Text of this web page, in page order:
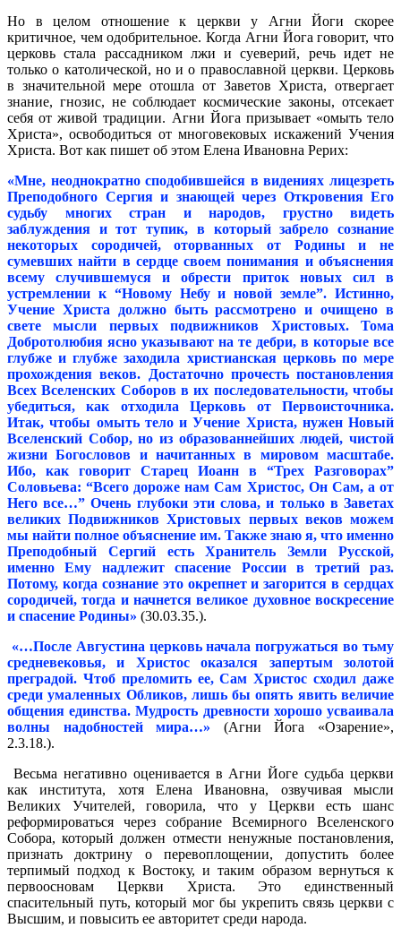
Но в целом отношение к церкви у Агни Йоги скорее
критичное, чем одобрительное. Когда Агни Йога говорит, что
церковь стала рассадником лжи и суеверий, речь идет не
только о католической, но и о православной церкви. Церковь
в значительной мере отошла от Заветов Христа, отвергает
знание, гнозис, не соблюдает космические законы, отсекает
себя от живой традиции. Агни Йога призывает «омыть тело
Христа», освободиться от многовековых искажений Учения
Христа. Вот как пишет об этом Елена Ивановна Рерих:
«Мне, неоднократно сподобившейся в видениях лицезреть
Преподобного Сергия и знающей через Откровения Его
судьбу многих стран и народов, грустно видеть
заблуждения и тот тупик, в который забрело сознание
некоторых сородичей, оторванных от Родины и не
сумевших найти в сердце своем понимания и объяснения
всему случившемуся и обрести приток новых сил в
устремлении к “Новому Небу и новой земле”. Истинно,
Учение Христа должно быть рассмотрено и очищено в
свете мысли первых подвижников Христовых. Тома
Добротолюбия ясно указывают на те дебри, в которые все
глубже и глубже заходила христианская церковь по мере
прохождения веков. Достаточно прочесть постановления
Всех Вселенских Соборов в их последовательности, чтобы
убедиться, как отходила Церковь от Первоисточника.
Итак, чтобы омыть тело и Учение Христа, нужен Новый
Вселенский Собор, но из образованнейших людей, чистой
жизни Богословов и начитанных в мировом масштабе.
Ибо, как говорит Старец Иоанн в “Трех Разговорах”
Соловьева: “Всего дороже нам Сам Христос, Он Сам, а от
Него все…” Очень глубоки эти слова, и только в Заветах
великих Подвижников Христовых первых веков можем
мы найти полное объяснение им. Также знаю я, что именно
Преподобный Сергий есть Хранитель Земли Русской,
именно Ему надлежит спасение России в третий раз.
Потому, когда сознание это окрепнет и загорится в сердцах
сородичей, тогда и начнется великое духовное воскресение
и спасение Родины» (30.03.35.).
«…После Августина церковь начала погружаться во тьму
средневековья, и Христос оказался запертым золотой
преградой. Чтоб преломить ее, Сам Христос сходил даже
среди умаленных Обликов, лишь бы опять явить величие
общения единства. Мудрость древности хорошо усваивала
волны надобностей мира…» (Агни Йога «Озарение»,
2.3.18.).
Весьма негативно оценивается в Агни Йоге судьба церкви
как института, хотя Елена Ивановна, озвучивая мысли
Великих Учителей, говорила, что у Церкви есть шанс
реформироваться через собрание Всемирного Вселенского
Собора, который должен отмести ненужные постановления,
признать доктрину о перевоплощении, допустить более
терпимый подход к Востоку, и таким образом вернуться к
первоосновам Церкви Христа. Это единственный
спасительный путь, который мог бы укрепить связь церкви с
Высшим, и повысить ее авторитет среди народа.